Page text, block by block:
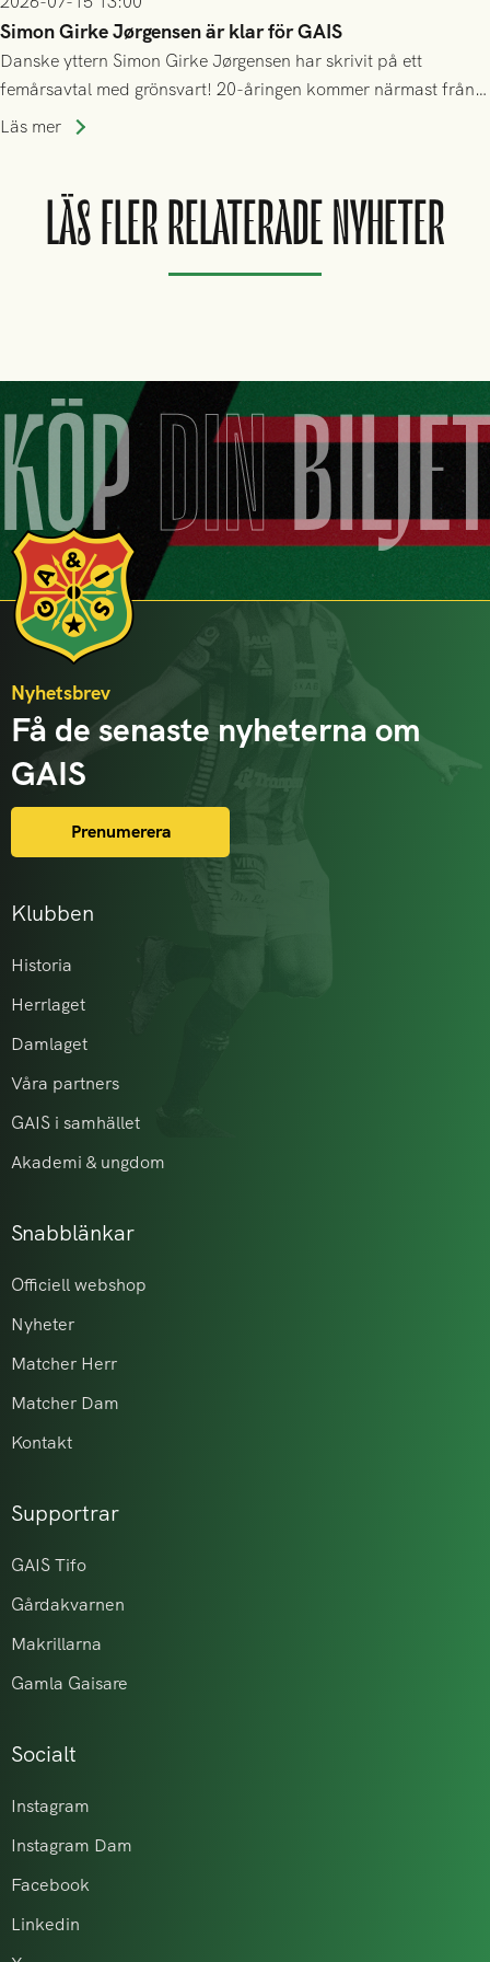
Simon Girke Jørgensen är klar för GAIS
Danske yttern Simon Girke Jørgensen har skrivit på ett
femårsavtal med grönsvart! 20-åringen kommer närmast från
spel i färöiska Skála IF.
Läs mer
LÄS FLER RELATERADE NYHETER
KÖPDIN
Klubben
Historia
Herrlaget
Damlaget
Våra partners
GAIS i samhället
Akademi & ungdom
Snabblänkar
Officiell webshop
Nyheter
Matcher Herr
Matcher Dam
Kontakt
Supportrar
GAIS Tifo
Gårdakvarnen
Makrillarna
Gamla Gaisare
Socialt
Instagram
Instagram Dam
Facebook
Linkedin
Nyhetsbrev
Få de senaste nyheterna om
GAIS
Prenumerera